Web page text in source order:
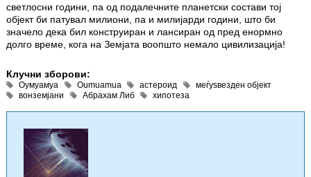
светлосни години, па од подалечните планетски состави тој
објект би патувал милиони, па и милијарди години, што би
значело дека бил конструиран и лансиран од пред енормно
долго време, кога на Земјата воопшто немало цивилизација!
Клучни зборови:
Оумуамуа Oumuamua астероид
меѓуѕвезден објект
вонземјани
Абрахам Либ хипотеза